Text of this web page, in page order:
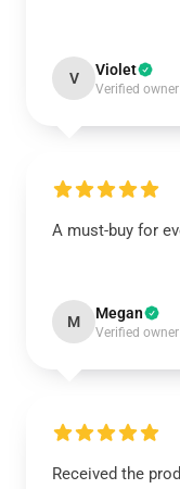
V Violet
Verified owner
A must-buy for
M Megan
Verified owner
Received the